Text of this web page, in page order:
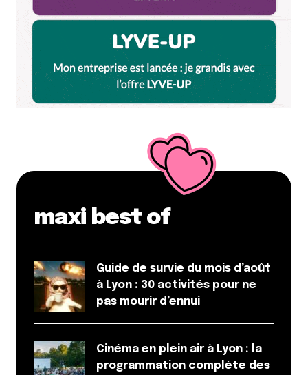
Name
E-mail*
Enregistrer mon nom, mon e-mail et mon site dans le
navigateur pour mon prochain commentaire.
par e-mail.
maxi best of
Guide de survie du mois d’août
à Lyon : 30 activités pour ne
pas mourir d’ennui
Cinéma en plein air à Lyon : la
programmation complète des